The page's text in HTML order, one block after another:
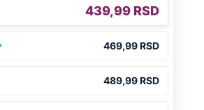
BRUTALNOG UBICE
KAO HEROJA KNINA: